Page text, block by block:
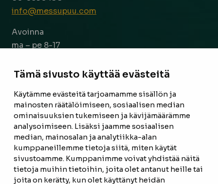
Tämä sivusto käyttää evästeitä
Käytämme evästeitä tarjoamamme sisällön ja
mainosten räätälöimiseen, sosiaalisen median
ominaisuuksien tukemiseen ja kävijämäärämme
analysoimiseen. Lisäksi jaamme sosiaalisen
median, mainosalan ja analytiikka-alan
kumppaneillemme tietoja siitä, miten käytät
sivustoamme. Kumppanimme voivat yhdistää näitä
tietoja muihin tietoihin, joita olet antanut heille tai
joita on kerätty, kun olet käyttänyt heidän
info@messupuu.com
Avoinna
ma – pe 8-17
ETUSIVU
TUOTTEET
REFERENSSIT
OTA YHTEYTTÄ